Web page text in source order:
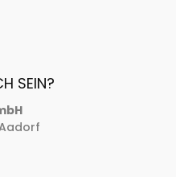
SEIN?